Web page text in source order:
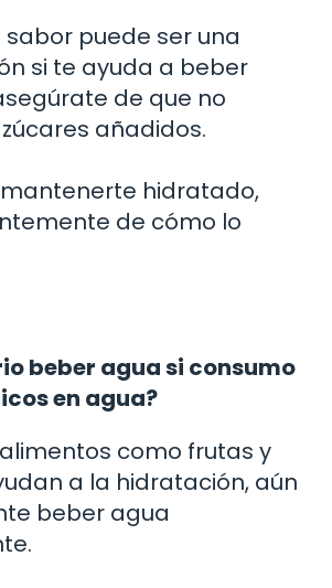
sabor puede ser una
si te ayuda a beber
de que no
añadidos.
mantenerte hidratado,
de cómo lo
beber agua si consumo
en agua?
como frutas y
a la hidratación, aún
beber agua